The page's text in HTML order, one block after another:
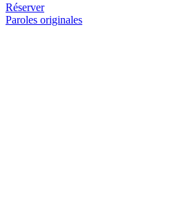
Réserver
Paroles originales